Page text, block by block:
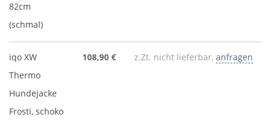
82cm
(schmal)
iqo XW
Thermo
Hundejacke
Frosti, schoko
108,90 € z.Zt. nicht lieferbar, anfragen